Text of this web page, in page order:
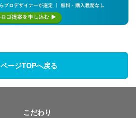
ページTOPへ戻る
こだわり